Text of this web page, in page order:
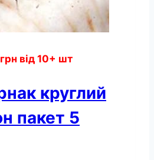
грн від 10+ шт
круглий
пакет 5